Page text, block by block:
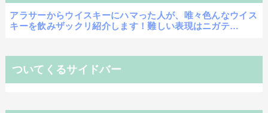
アラサーからウイスキーにハマった人が、唯々色んなウイス
キーを飲みザックリ紹介します！難しい表現はニガテ…
ついてくるサイドバー